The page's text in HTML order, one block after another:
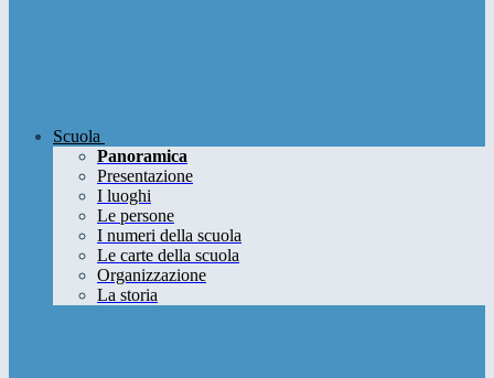
Scuola
Panoramica
Presentazione
I luoghi
Le persone
I numeri della scuola
Le carte della scuola
Organizzazione
La storia